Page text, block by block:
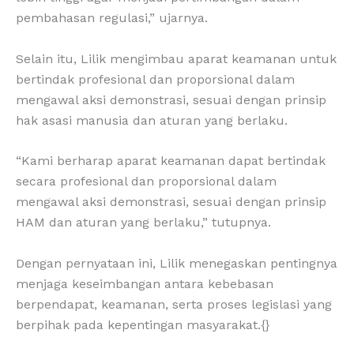
pembahasan regulasi,” ujarnya.
Selain itu, Lilik mengimbau aparat keamanan untuk
bertindak profesional dan proporsional dalam
mengawal aksi demonstrasi, sesuai dengan prinsip
hak asasi manusia dan aturan yang berlaku.
“Kami berharap aparat keamanan dapat bertindak
secara profesional dan proporsional dalam
mengawal aksi demonstrasi, sesuai dengan prinsip
HAM dan aturan yang berlaku,” tutupnya.
Dengan pernyataan ini, Lilik menegaskan pentingnya
menjaga keseimbangan antara kebebasan
berpendapat, keamanan, serta proses legislasi yang
berpihak pada kepentingan masyarakat.{}